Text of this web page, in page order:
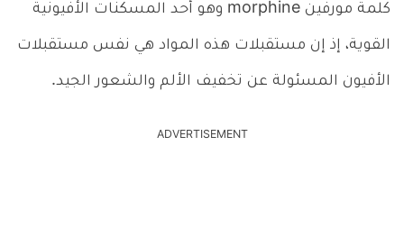
كلمة مورفين morphine وهو أحد المسكنات الأفيونية
القوية، إذ إن مستقبلات هذه المواد هي نفس مستقبلات
الأفيون المسئولة عن تخفيف الألم والشعور الجيد.
ADVERTISEMENT